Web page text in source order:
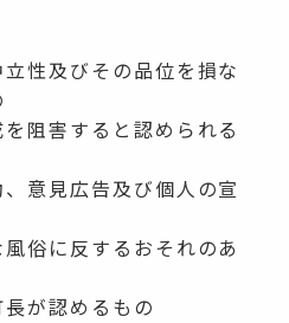
性及びその品位を損な
阻害すると認められる
意見広告及び個人の宣
俗に反するおそれのあ
が認めるもの